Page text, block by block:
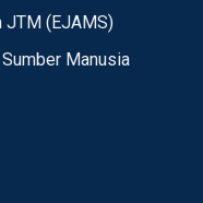
JTM (EJAMS)
Manusia